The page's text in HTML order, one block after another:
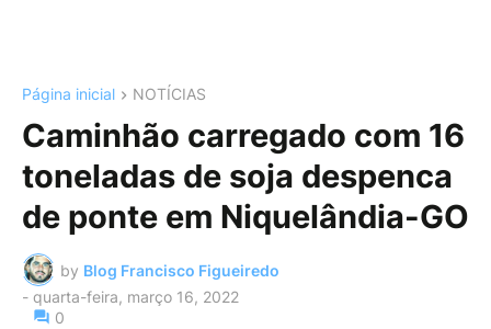
Página inicial NOTÍCIAS
Caminhão carregado com 16
toneladas de soja despenca
de ponte em Niquelândia-GO
by Blog Francisco Figueiredo
- quarta-feira, março 16, 2022
0